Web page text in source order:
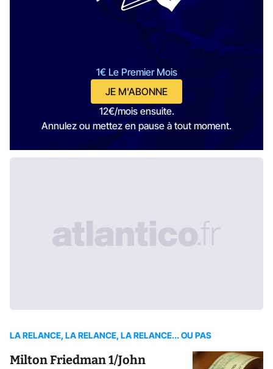
1€ Le Premier Mois
JE M'ABONNE
12€/mois ensuite.
Annulez ou mettez en pause à tout moment.
LA RELANCE, LA RELANCE, LA RELANCE... OU PAS
Milton Friedman 1/John